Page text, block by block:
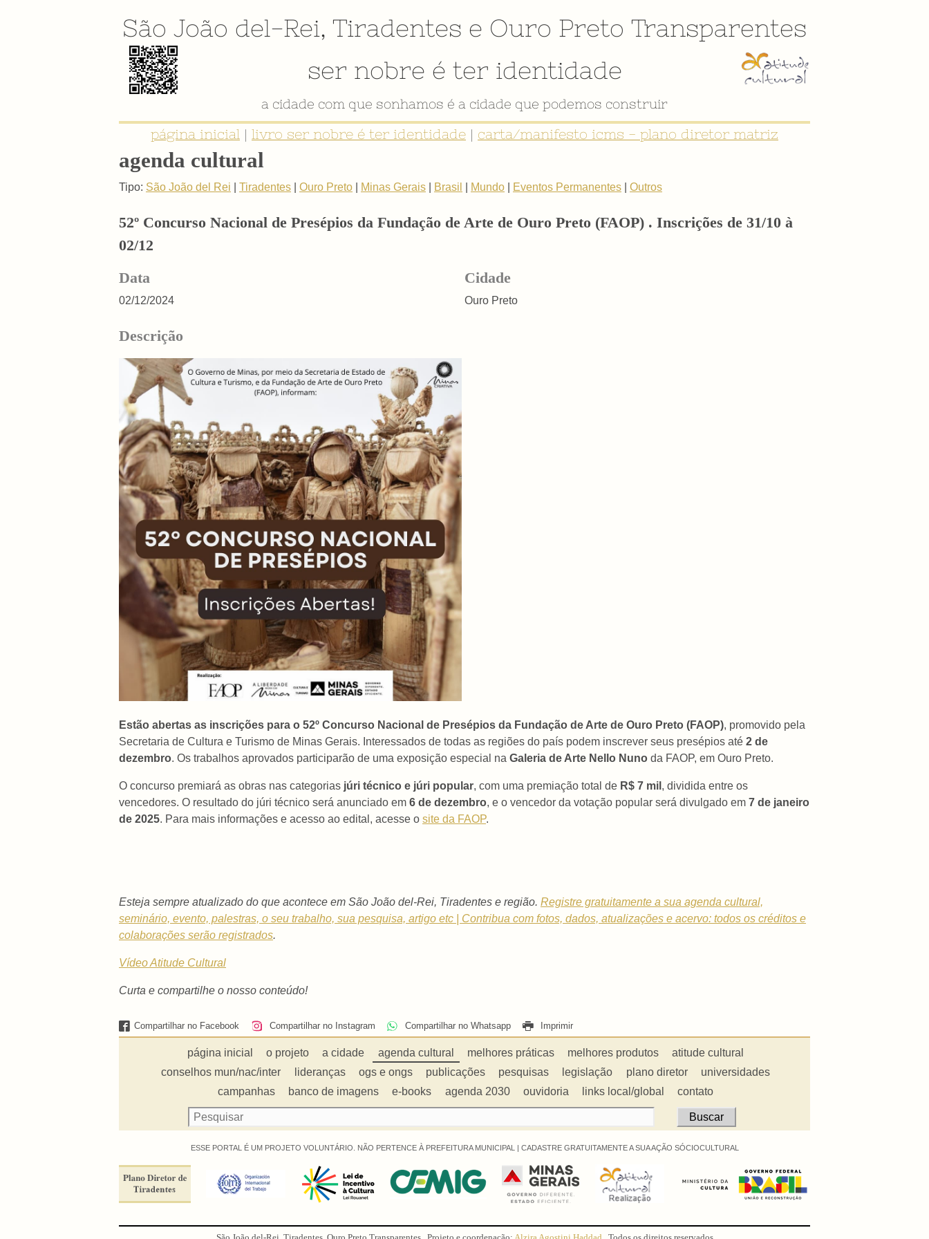
São João del-Rei, Tiradentes e Ouro Preto Transparentes
ser nobre é ter identidade
a cidade com que sonhamos é a cidade que podemos construir
página inicial | livro ser nobre é ter identidade | carta/manifesto icms - plano diretor matriz
agenda cultural
Tipo: São João del Rei Tiradentes Ouro Preto Minas Gerais Brasil Mundo Eventos Permanentes Outros
52º Concurso Nacional de Presépios da Fundação de Arte de Ouro Preto (FAOP) . Inscrições de 31/10 à
02/12
Data
02/12/2024
Cidade
Ouro Preto
Descrição
Estão abertas as inscrições para o 52º Concurso Nacional de Presépios da Fundação de Arte de Ouro Preto (FAOP), promovido pela
Secretaria de Cultura e Turismo de Minas Gerais. Interessados de todas as regiões do país podem inscrever seus presépios até 2 de
dezembro. Os trabalhos aprovados participarão de uma exposição especial na Galeria de Arte Nello Nuno da FAOP, em Ouro Preto.
O concurso premiará as obras nas categorias júri técnico e júri popular, com uma premiação total de R$ 7 mil , dividida entre os
vencedores. O resultado do júri técnico será anunciado em 6 de dezembro, e o vencedor da votação popular será divulgado em 7 de janeiro
de 2025. Para mais informações e acesso ao edital, acesse o site da FAOP.
Esteja sempre atualizado do que acontece em São João del-Rei, Tiradentes e região. Registre gratuitamente a sua agenda cultural,
seminário, evento, palestras, o seu trabalho, sua pesquisa, artigo etc | Contribua com fotos, dados, atualizações e acervo: todos os créditos e
colaborações serão registrados.
Vídeo Atitude Cultural
Curta e compartilhe o nosso conteúdo!
Compartilhar no Facebook Compartilhar no Instagram Compartilhar no Whatsapp Imprimir
página inicial o projeto a cidade agenda cultural melhores práticas melhores produtos
atitude cultural
conselhos mun/nac/inter
lideranças ogs e ongs publicações pesquisas legislação plano diretor
universidades
campanhas
banco de imagens e-books agenda 2030 ouvidoria links local/global contato
ESSE PORTAL É UM PROJETO VOLUNTÁRIO. NÃO PERTENCE À PREFEITURA MUNICIPAL | CADASTRE GRATUITAMENTE A SUA AÇÃO SÓCIOCULTURAL